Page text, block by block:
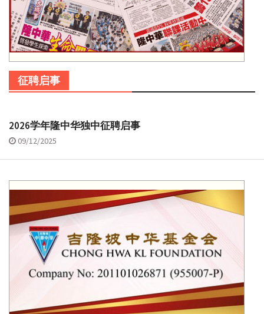
征聘启事
2026学年隆中华独中征聘启事
09/12/2025